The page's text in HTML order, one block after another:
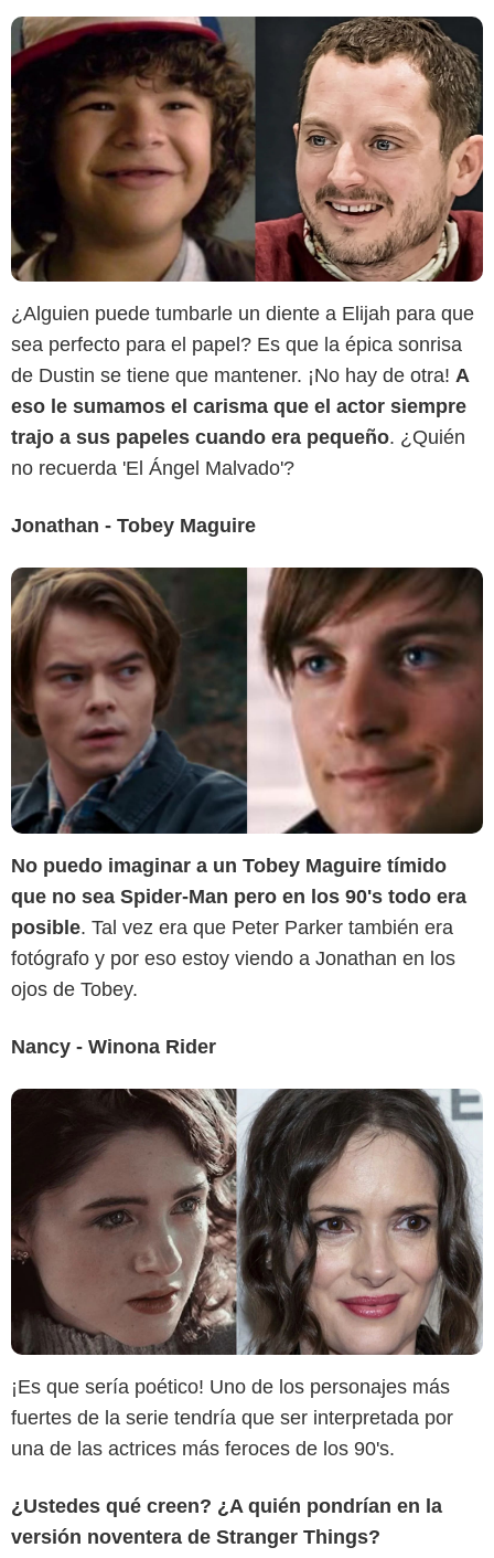
¿Alguien puede tumbarle un diente a Elijah para que
sea perfecto para el papel? Es que la épica sonrisa
de Dustin se tiene que mantener. ¡No hay de otra! A
eso le sumamos el carisma que el actor siempre
trajo a sus papeles cuando era pequeño. ¿Quién
no recuerda 'El Ángel Malvado'?
Jonathan - Tobey Maguire
Sensacine
No puedo imaginar a un Tobey Maguire tímido
que no sea Spider-Man pero en los 90's todo era
posible. Tal vez era que Peter Parker también era
fotógrafo y por eso estoy viendo a Jonathan en los
ojos de Tobey.
Nancy - Winona Rider
Sensacine
¡Es que sería poético! Uno de los personajes más
fuertes de la serie tendría que ser interpretada por
una de las actrices más feroces de los 90's.
¿Ustedes qué creen? ¿A quién pondrían en la
versión noventera de Stranger Things?